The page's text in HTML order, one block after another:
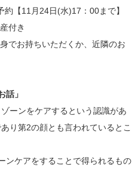
【11月24日(水)17：00まで】
付き
でお持ちいただくか、近隣のお
話」
ーンをケアするという認識があ
り第2の顔とも言われているとこ
ンケアをすることで得られるもの